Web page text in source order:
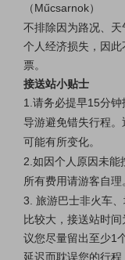
（Műcsarnok）
不排除因为路况、
个人经济损失，因
票。
接送站小贴士
1.请务必提早15分
导游避免错失行程。
可能有所变化。
2.如因个人原因未能
所有费用请游客自理
3. 旅游巴士非火车
比较大，接送站时
议您尽量留出至少1
延迟而耽误您的行